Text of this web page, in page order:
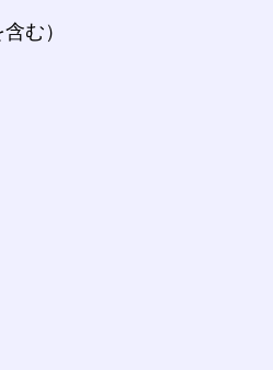
む）